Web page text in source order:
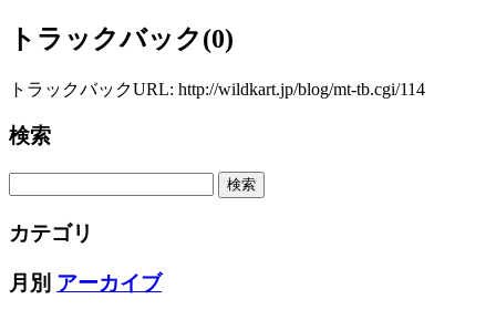
トラックバック(0)
トラックバックURL: http://wildkart.jp/blog/mt-tb.cgi/114
検索
カテゴリ
月別 アーカイブ